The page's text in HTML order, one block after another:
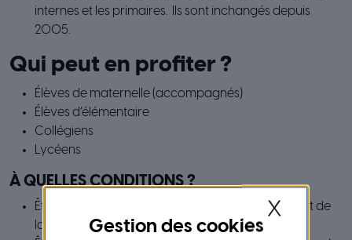
internes et les primaires. Ils sont inchangés depuis
2005.
Qui peut en profiter ?
Élèves de maternelle (accompagnés)
Élèves d’élémentaire
Collégiens
Lycéens
À QUELLES CONDITIONS ?
Être âgé de 3 ans révolus le jour de l’établissement de
la carte
X